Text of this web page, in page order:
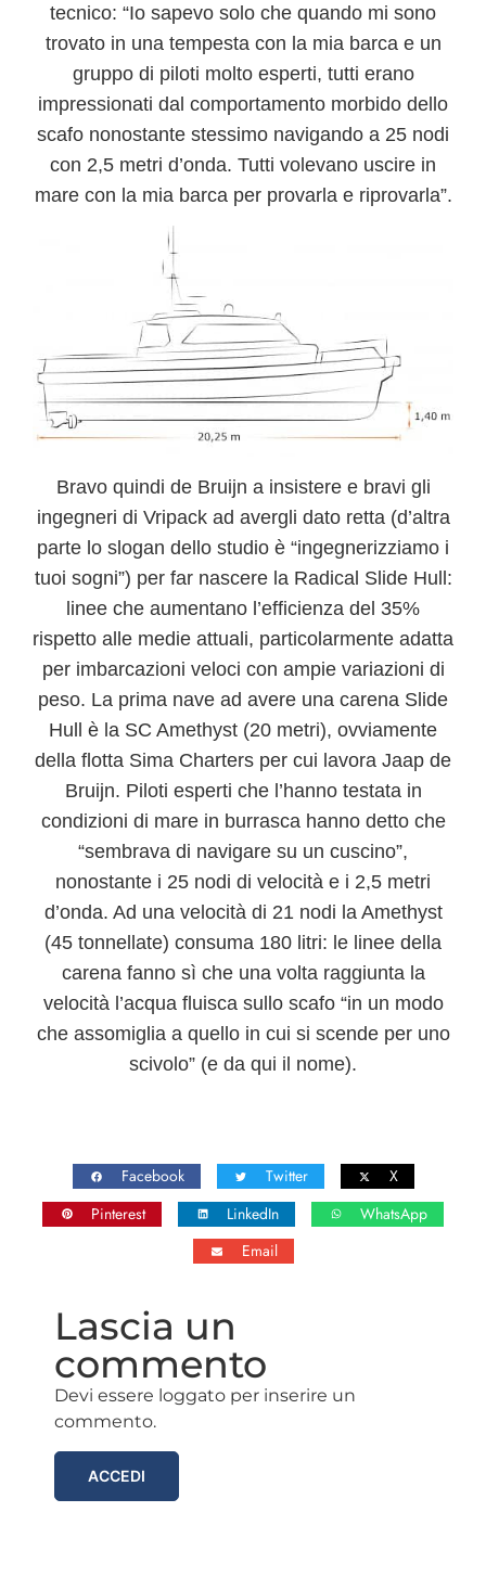
tecnico: “Io sapevo solo che quando mi sono
trovato in una tempesta con la mia barca e un
gruppo di piloti molto esperti, tutti erano
impressionati dal comportamento morbido dello
scafo nonostante stessimo navigando a 25 nodi
con 2,5 metri d’onda. Tutti volevano uscire in
mare con la mia barca per provarla e riprovarla”.
Bravo quindi de Bruijn a insistere e bravi gli
ingegneri di Vripack ad avergli dato retta (d’altra
parte lo slogan dello studio è “ingegnerizziamo i
tuoi sogni”) per far nascere la Radical Slide Hull:
linee che aumentano l’efficienza del 35%
rispetto alle medie attuali, particolarmente adatta
per imbarcazioni veloci con ampie variazioni di
peso. La prima nave ad avere una carena Slide
Hull è la SC Amethyst (20 metri), ovviamente
della flotta Sima Charters per cui lavora Jaap de
Bruijn. Piloti esperti che l’hanno testata in
condizioni di mare in burrasca hanno detto che
“sembrava di navigare su un cuscino”,
nonostante i 25 nodi di velocità e i 2,5 metri
d’onda. Ad una velocità di 21 nodi la Amethyst
(45 tonnellate) consuma 180 litri: le linee della
carena fanno sì che una volta raggiunta la
velocità l’acqua fluisca sullo scafo “in un modo
che assomiglia a quello in cui si scende per uno
scivolo” (e da qui il nome).
Facebook Twitter
X
Pinterest
LinkedIn
WhatsApp
Email
Lascia un
commento
Devi essere loggato per inserire un
commento.
ACCEDI